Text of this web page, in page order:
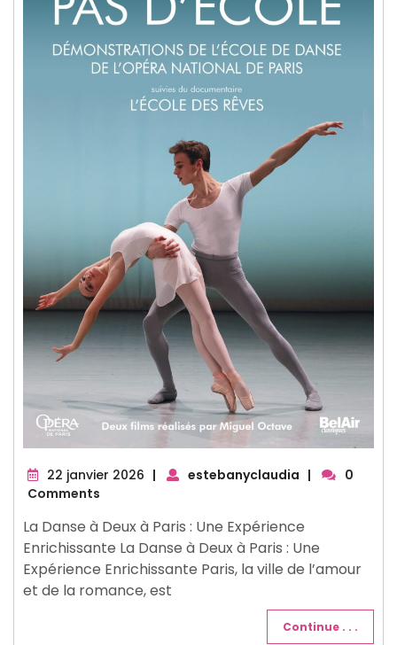
22 janvier 2026 22
| estebanyclaudia |
0
Comments
La Danse à Deux à Paris : Une Expérience
Enrichissante La Danse à Deux à Paris : Une
Expérience Enrichissante Paris, la ville de l’amour
et de la romance, est
Continue . . .